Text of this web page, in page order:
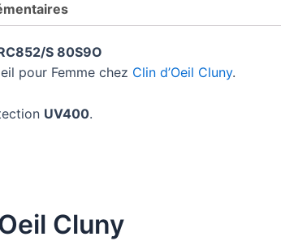
S 80S9O
pour Femme chez Clin d’Oeil Cluny.
UV400.
Cluny